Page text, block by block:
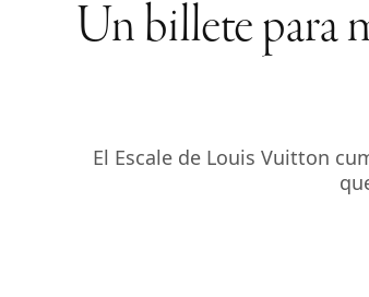
Un billete para
El Escale de Louis Vuitton